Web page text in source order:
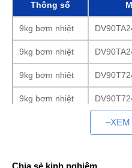
Thông số
9kg bơm nhiệt
9kg bơm nhiệt
9kg bơm nhiệt
9kg bơm nhiệt
Chia sẻ kinh nghiệm